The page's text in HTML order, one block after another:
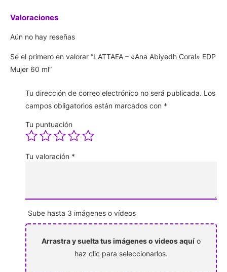
Valoraciones
Aún no hay reseñas
Sé el primero en valorar “LATTAFA – «Ana Abiyedh Coral» EDP
Mujer 60 ml”
Tu dirección de correo electrónico no será publicada. Los
campos obligatorios están marcados con *
Tu puntuación
Tu valoración *
Sube hasta 3 imágenes o vídeos
Arrastra y suelta tus imágenes o videos aquí o
haz clic para seleccionarlos.